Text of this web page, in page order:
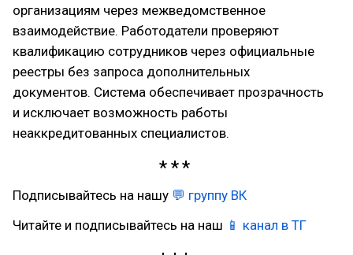
организациям через межведомственное
взаимодействие. Работодатели проверяют
квалификацию сотрудников через официальные
реестры без запроса дополнительных
документов. Система обеспечивает прозрачность
и исключает возможность работы
неаккредитованных специалистов.
Подписывайтесь на нашу 💬 группу ВК
Читайте и подписывайтесь на наш 📱 канал в ТГ